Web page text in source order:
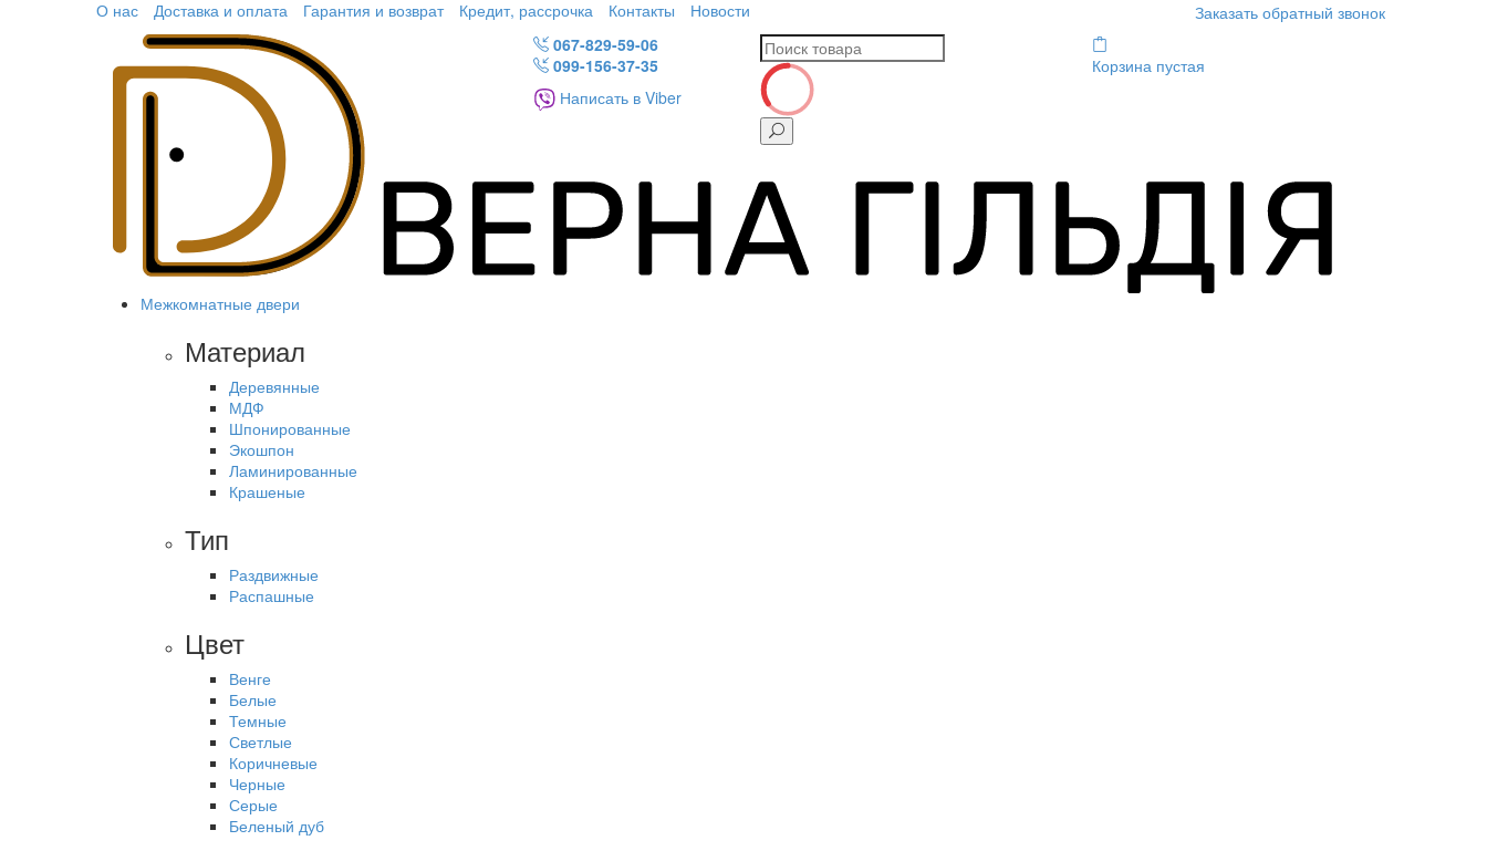
О нас Доставка и оплата Гарантия и возврат Кредит, рассрочка Контакты Новости
Заказать обратный звонок
067-829-59-06
099-156-37-35
Написать в Viber
Корзина пустая
Межкомнатные двери
Материал
Деревянные
МДФ
Шпонированные
Экошпон
Ламинированные
Крашеные
Тип
Раздвижные
Распашные
Цвет
Венге
Белые
Темные
Светлые
Коричневые
Черные
Серые
Беленый дуб